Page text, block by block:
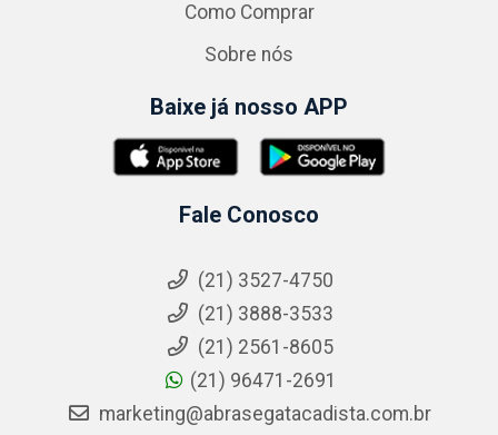
Como Comprar
Sobre nós
Baixe já nosso APP
Fale Conosco
(21) 3527-4750
(21) 3888-3533
(21) 2561-8605
(21) 96471-2691
marketing@abrasegatacadista.com.br